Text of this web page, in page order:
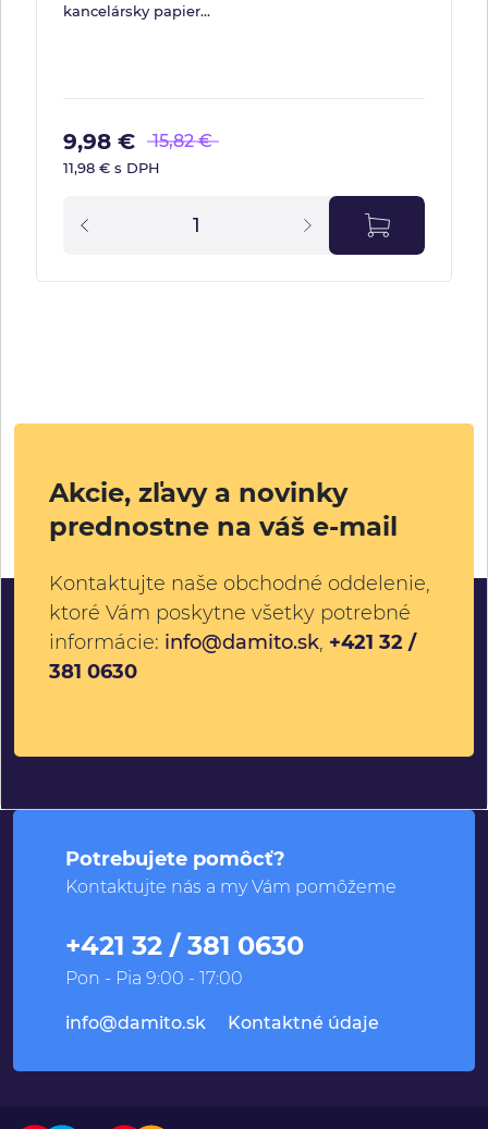
kancelársky papier...
9,98 € 15,82 €
11,98 € s DPH
Akcie, zľavy a novinky
prednostne na váš e-mail
Kontaktujte naše obchodné oddelenie,
ktoré Vám poskytne všetky potrebné
informácie: info@damito.sk, +421 32 /
381 0630
Potrebujete pomôcť?
Kontaktujte nás a my Vám pomôžeme
+421 32 / 381 0630
Pon - Pia 9:00 - 17:00
info@damito.sk Kontaktné údaje